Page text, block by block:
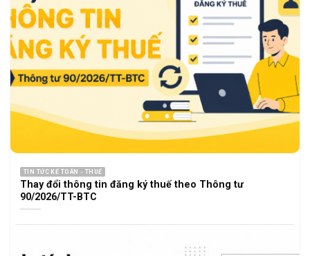
TIN TỨC KẾ TOÁN - THUẾ
Thay đổi thông tin đăng ký thuế theo Thông tư
90/2026/TT-BTC